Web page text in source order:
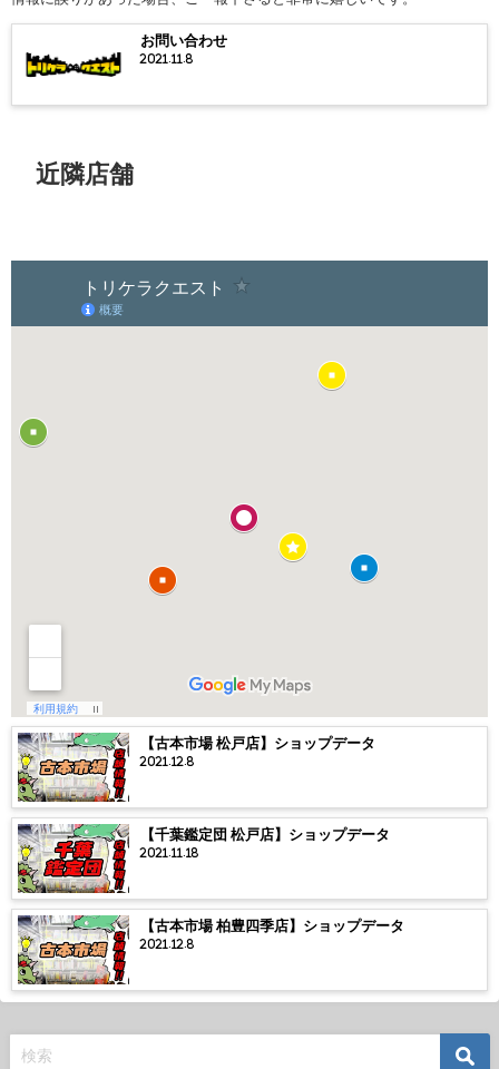
お問い合わせ
2021.11.8
近隣店舗
【古本市場 松戸店】ショップデータ
2021.12.8
【千葉鑑定団 松戸店】ショップデータ
2021.11.18
【古本市場 柏豊四季店】ショップデータ
2021.12.8